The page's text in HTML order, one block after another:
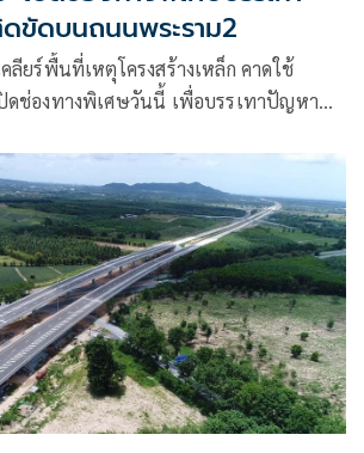
ขัดบนถนนพระราม2
คลียร์พื้นที่เหตุโครงสร้างเหล็ก คาดใช้
ดช่องทางพิเศษวันนี้ เพื่อบรรเทาปัญหา
านได้แล้ว